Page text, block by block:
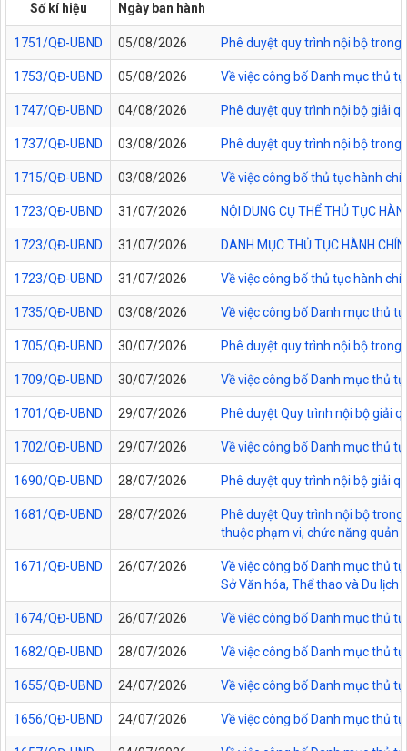
Số kí hiệu Ngày ban hành
1751/QĐ-UBND 05/08/2026 Phê duyệt quy trình nội bộ
1753/QĐ-UBND 05/08/2026 Về việc công bố Danh mục thủ
1747/QĐ-UBND 04/08/2026 Phê duyệt quy trình nội bộ giải
1737/QĐ-UBND 03/08/2026 Phê duyệt quy trình nội bộ
1715/QĐ-UBND 03/08/2026 Về việc công bố thủ tục hành
1723/QĐ-UBND 31/07/2026 NỘI DUNG CỤ THỂ THỦ TỤC
1723/QĐ-UBND 31/07/2026 DANH MỤC THỦ TỤC HÀNH
1723/QĐ-UBND 31/07/2026 Về việc công bố thủ tục hành
1735/QĐ-UBND 03/08/2026 Về việc công bố Danh mục thủ
1705/QĐ-UBND 30/07/2026 Phê duyệt quy trình nội bộ
1709/QĐ-UBND 30/07/2026 Về việc công bố Danh mục thủ
1701/QĐ-UBND 29/07/2026 Phê duyệt Quy trình nội bộ giải
1702/QĐ-UBND 29/07/2026 Về việc công bố Danh mục thủ
1690/QĐ-UBND 28/07/2026 Phê duyệt quy trình nội bộ giải
1681/QĐ-UBND 28/07/2026
Phê duyệt Quy trình nội bộ
thuộc phạm vi, chức năng quản
1671/QĐ-UBND 26/07/2026
Về việc công bố Danh mục thủ
Sở Văn hóa, Thể thao và Du lịch
1674/QĐ-UBND 26/07/2026 Về việc công bố Danh mục thủ
1682/QĐ-UBND 28/07/2026 Về việc công bố Danh mục thủ
1655/QĐ-UBND 24/07/2026 Về việc công bố Danh mục thủ
1656/QĐ-UBND 24/07/2026 Về việc công bố Danh mục thủ